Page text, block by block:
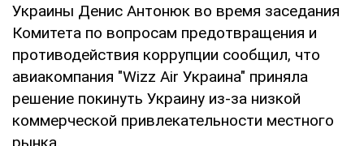
Украины Денис Антонюк во время заседания
Комитета по вопросам предотвращения и
противодействия коррупции сообщил, что
авиакомпания "Wizz Air Украина" приняла
решение покинуть Украину из-за низкой
коммерческой привлекательности местного
рынка.